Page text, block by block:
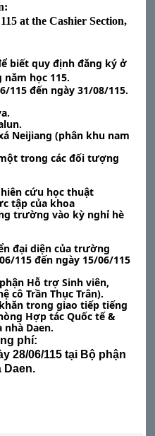
at the Cashier Section,
biếtquy định đăng ký ở
học 115.
115 đến ngày 31/08/115.
Neijiang (phân khu nam
trong các đối tượng
cứu học thuật
tập của khoa
trường vào kỳ nghỉ hè
đại diện của trường
115 đến ngày 15/06/115
Hỗ trợ Sinh viên,
cô Trần Thục Trân).
trong giao tiếp tiếng
Hợp tác Quốc tế &
Daen.
phí:
28/06/115 tại Bộ phận
Daen.